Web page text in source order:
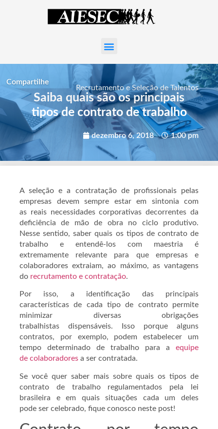
Recrutamento e Seleção de Talentos
Saiba quais são os principais
tipos de contrato de trabalho
dezembro 6, 2018 1:00 pm
A seleção e a contratação de profissionais pelas
empresas devem sempre estar em sintonia com
as reais necessidades corporativas decorrentes da
deficiência de mão de obra no ciclo produtivo.
Nesse sentido, saber quais os tipos de contrato de
trabalho e entendê-los com maestria é
extremamente relevante para que empresas e
colaboradores extraiam, ao máximo, as vantagens
do recrutamento e contratação.
Por isso, a identificação das principais
características de cada tipo de contrato permite
minimizar diversas obrigações
trabalhistas dispensáveis. Isso porque alguns
contratos, por exemplo, podem estabelecer um
tempo determinado de trabalho para a equipe
de colaboradores a ser contratada.
Se você quer saber mais sobre quais os tipos de
contrato de trabalho regulamentados pela lei
brasileira e em quais situações cada um deles
pode ser celebrado, fique conosco neste post!
Compartilhe